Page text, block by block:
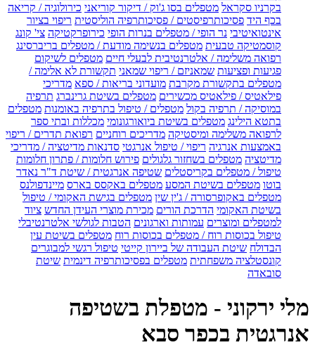
בקרניו סקראל מטפלים בסו ג'וק / דיקור קוריאני כירולוגיה / קריאה
בכף היד פסיכותרפיסטים / פסיכותרפיה הוליסטית ריפוי בציור
אינטואיטיבי נר הופי / מטפלים בנרות הופי כירופרקטיקה צי' קונג
קוסמטיקה טבעית מטפלים בנשימה מודעת / מטפלים בריברסינג
רפואה משלימה / אלטרנטיבית לבעלי חיים מטפלים לשיקום
פגיעות ופציעות שמאניזם / ריפוי שמאני תקשורת לא אלימה /
מטפלים בתקשורת מקרבת מועדוני בריאות / ספא מדריכי
פילאטיס / פילאטיס מכשירים מטפלים בשיטת גרינברג תרפיה
במוסיקה / תרפיה בקול מטפלים / טיפול בתרפיה באומנות מטפלים
בתטא הילינג מטפלים בשיטת ביואורגונומי מכללות ובתי ספר
לרפואה משלימה ומיסטיקה מדריכים רוחניים רפואת תדרים / ריפוי
באמצעות אנרגיה ריפוי / טיפול אנרגטי סדנאות מדיטציה / מדריכי
מדיטציה מטפלים בשחזור גלגולים פירוש חלומות / פתרון חלומות
טיפול / מטפלים בקריסטלים שטיפה אנרגטית / שיטת ד"ר נאדר
בוטו מטפלים בשיטת המסע מטפלים באקסס בארס מיינדפולנס
מטפלים באקופרסורה / ג'ין שין מטפלים בגישת האקומי / טיפול
בשיטת האקומי הדרכת הורים מכירת מוצרי העידן החדש ציוד
למטפלים ומוצרים עמותות וארגונים הטבות לגולשי אלטרנטיבלי
טיפול בכוסות רוח / מטפלים בכוסות רוח מטפלים בשיטת עין
הבדולח שיטת העבודה של ביירון קייטי טיפול רגשי למבוגרים
קונסטלציה משפחתית מטפלים בפסיכותרפיה דינמית שיטת
סובאדה
מלי ירקוני - מטפלת בשטיפה
אנרגטית בכפר סבא